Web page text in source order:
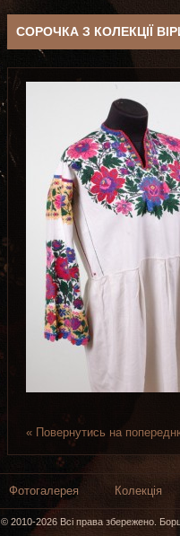
СОРОЧКА З КОЛЕКЦІЇ
« Повернутись на
Фотогалерея Колекція
© 2010-2026 Всі права збережено.